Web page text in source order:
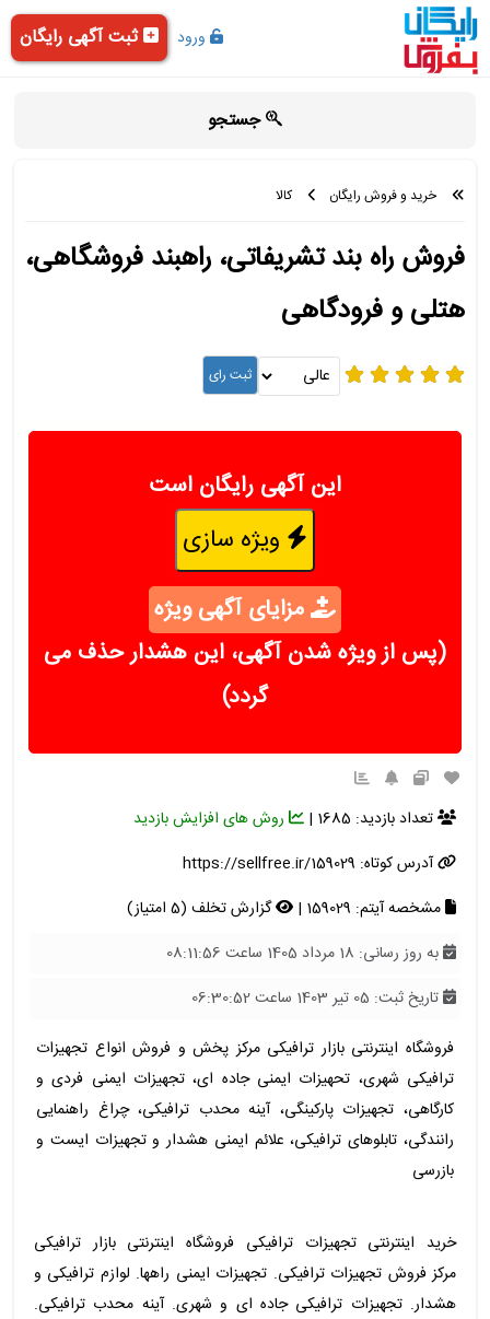
ورود ثبت آگهی رایگان
جستجو
خرید و فروش رایگان کالا
فروش راه بند تشریفاتی، راهبند فروشگاهی،
هتلی و فرودگاهی
این آگهی رایگان است
ویژه سازی
مزایای آگهی ویژه
(پس از ویژه شدن آگهی، این هشدار حذف می
گردد)
تعداد بازدید: 1685 |
روش های افزایش بازدید
آدرس کوتاه: https://sellfree.ir/159029
مشخصه آیتم: 159029 |
گزارش تخلف (5 امتیاز)
به روز رسانی: 18 مرداد 1405 ساعت 08:11:56
تاریخ ثبت: 05 تیر 1403 ساعت 06:30:52
فروشگاه اینترنتی بازار ترافیکی مرکز پخش و فروش انواع تجهیزات
ترافیکی شهری، تحهیزات ایمنی جاده ای، تجهیزات ایمنی فردی و
کارگاهی، تجهیزات پارکینگی، آینه محدب ترافیکی، چراغ راهنمایی
رانندگی، تابلوهای ترافیکی، علائم ایمنی هشدار و تجهیزات ایست و
بازرسی
خرید اینترنتی تجهیزات ترافیکی فروشگاه اینترنتی بازار ترافیکی
مرکز فروش تجهیزات ترافیکی. تجهیزات ایمنی راهها. لوازم ترافیکی و
هشدار. تجهیزات ترافیکی جاده ای و شهری. آینه محدب ترافیکی.